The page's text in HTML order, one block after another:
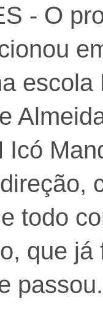
- O
Icó
todo
que
passou.